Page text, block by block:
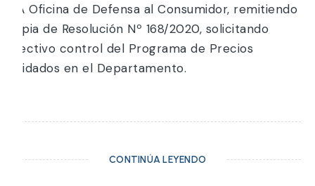
3.A Oficina de Defensa al Consumidor, remitiendo
copia de Resolución Nº 168/2020, solicitando
efectivo control del Programa de Precios
Cuidados en el Departamento.
CONTINÚA LEYENDO